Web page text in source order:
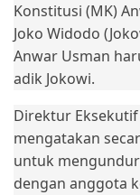
Konstitusi (MK)
Joko Widodo
Anwar Usman
adik Jokowi.
Direktur Eksekutif
mengatakan
untuk
dengan anggota